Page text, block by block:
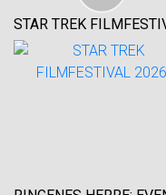
STAR TREK